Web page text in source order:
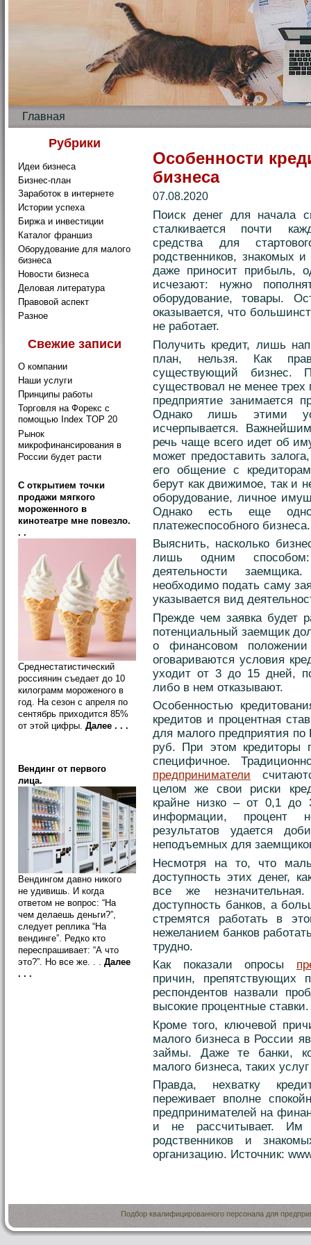
Главная
Рубрики
Идеи бизнеса
Бизнес-план
Заработок в интернете
Истории успеха
Биржа и инвестиции
Каталог франшиз
Оборудование для малого
бизнеса
Новости бизнеса
Деловая литература
Правовой аспект
Разное
Свежие записи
О компании
Наши услуги
Принципы работы
Торговля на Форекс с
помощью Index TOP 20
Рынок
микрофинансирования в
России будет расти
C открытием точки
продажи мягкого
мороженного в
кинотеатре мне повезло.
. .
Среднестатистический
россиянин съедает до 10
килограмм мороженого в
год. На сезон с апреля по
сентябрь приходится 85%
от этой цифры. Далее . . .
Вендинг от первого
лица.
Вендингом давно никого
не удивишь. И когда
ответом не вопрос: “На
чем делаешь деньги?”,
следует реплика “На
вендинге”. Редко кто
переспрашивает: “А что
это?”. Но все же. . . Далее
. . .
Особенности
бизнеса
07.08.2020
Поиск денег для начала
сталкивается почти
средства для
родственников, знакомых
даже приносит прибыль,
исчезают: нужно
оборудование, товары.
оказывается, что
не работает.
Получить кредит, лишь
план, нельзя. Как
существующий бизнес.
существовал не менее
предприятие занимается
Однако лишь этими
исчерпывается.
речь чаще всего идет об
может предоставить
его общение с
берут как движимое, так и
оборудование, личное
Однако есть еще
платежеспособного бизнеса.
Выяснить, насколько
лишь одним
деятельности
необходимо подать саму
указывается вид
Прежде чем заявка будет
потенциальный заемщик
о финансовом
оговариваются условия
уходит от 3 до 15 дней,
либо в нем отказывают.
Особенностью
кредитов и процентная
для малого предприятия
руб. При этом кредиторы
специфичное.
предприниматели
целом же свои риски
крайне низко – от 0,1 до
информации, процент
результатов удается
неподъемных для
Несмотря на то, что
доступность этих денег,
все же
доступность банков, а
стремятся работать в
нежеланием банков
трудно.
Как показали опросы
причин, препятствующих
респондентов назвали
высокие процентные ставки.
Кроме того, ключевой
малого бизнеса в России
займы. Даже те банки,
малого бизнеса, таких
Правда, нехватку
переживает вполне
предпринимателей на
и не рассчитывает.
родственников и
организацию. Источник:
Подбор квалифицированного персонала для